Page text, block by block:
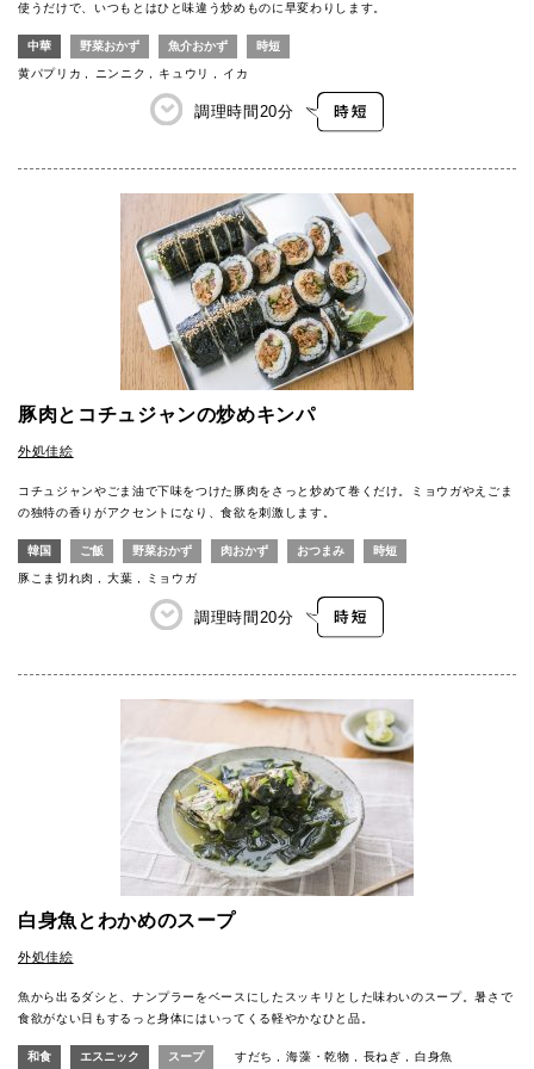
使うだけで、いつもとはひと味違う炒めものに早変わりします。
中華 野菜おかず 魚介おかず 時短
黄パプリカ ニンニク キュウリ イカ
調理時間 20分
豚肉とコチュジャンの炒めキンパ
外処佳絵
コチュジャンやごま油で下味をつけた豚肉をさっと炒めて巻くだけ。ミョウガやえごま
の独特の香りがアクセントになり、食欲を刺激します。
韓国 ご飯 野菜おかず 肉おかず おつまみ 時短
豚こま切れ肉 大葉 ミョウガ
調理時間 20分
白身魚とわかめのスープ
外処佳絵
魚から出るダシと、ナンプラーをベースにしたスッキリとした味わいのスープ。暑さで
食欲がない日もするっと身体にはいってくる軽やかなひと品。
和食 エスニック スープ すだち 海藻・乾物 長ねぎ 白身魚